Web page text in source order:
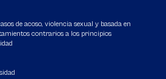
de acoso, violencia sexual y basada en
contrarios a los principios